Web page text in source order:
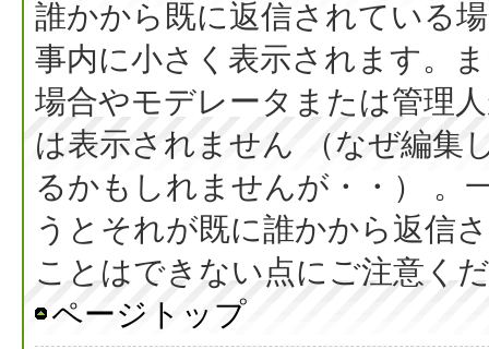
誰かから既に返信されている
事内に小さく表示されます。
場合やモデレータまたは管理
は表示されません （なぜ編集
るかもしれませんが・・） 。
うとそれが既に誰かから返信
ことはできない点にご注意く
ページトップ